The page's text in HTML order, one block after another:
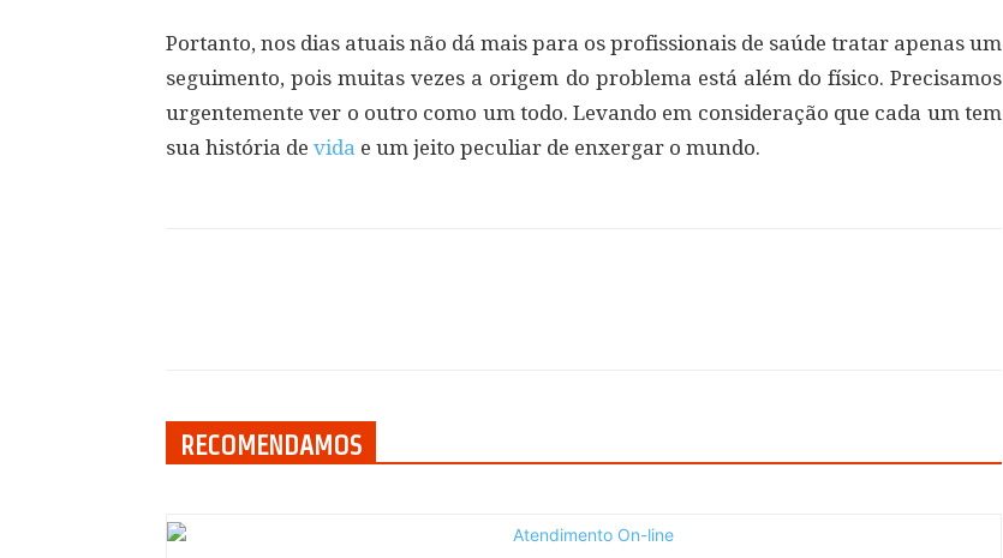
Portanto, nos dias atuais não dá mais para os profissionais de saúde tratar apenas um
seguimento, pois muitas vezes a origem do problema está além do físico. Precisamos
urgentemente ver o outro como um todo. Levando em consideração que cada um tem
sua história de vida e um jeito peculiar de enxergar o mundo.
RECOMENDAMOS